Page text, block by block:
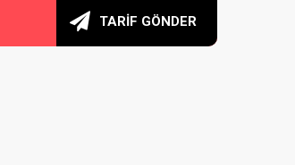
TARİF GÖNDER